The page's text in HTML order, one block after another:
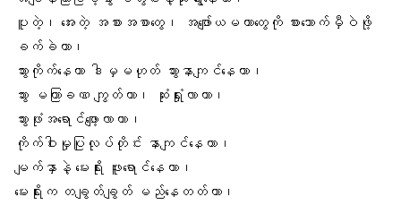
ပူတဲ့၊ အေးတဲ့ အစားအစာတွေ၊ အဖျော်ယမကာတွေကို စားသောက်မှီဝဲဖို့
ခက်ခဲတာ၊
သွားကိုက်နေတာ ဒါမှမဟုတ် သွားနာကျင်နေတာ၊
သွား မကြာခဏ ကျွတ်တာ၊ ဆုံးရှုံးလာတာ၊
သွားဖုံးအရောင်ဖျော့လာတာ၊
ကိုက်ဝါးမှုပြုလုပ်တိုင်း နာကျင်နေတာ၊
မျက်နှာနဲ့ မေးရိုး ဖူးရောင်နေတာ၊
မေးရိုးက တချွတ်ချွတ် မည်နေတတ်တာ၊